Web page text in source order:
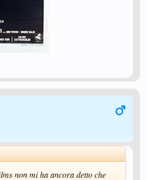
non mi ha ancora detto che